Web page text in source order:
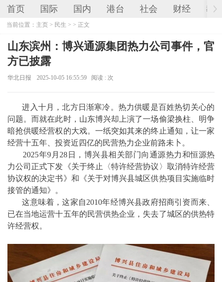
首页 国际 国内 港台 社会 财经 教
当前位置： 主页 > 民生 > > 正文
山东滨州：博兴通源集团热力公司事件，官
方已披露
华北日报 2025-10-05 16:55:59 阅读 : 次
进入十月，北方日渐寒冷。热力供暖是百姓热切关心的
问题。而就在此时，山东博兴却上演了一场偷梁换柱、明争
暗抢供暖经营权的大戏。一纸突如其来的终止通知，让一家
经营十五年、投资近四亿的民营热力企业前路未卜。
2025年9月28日，博兴县相关部门向通源热力和恒源热
力公司正式下发《关于终止〈特许经营协议〉取消特许经营
协议权的决定书》和《关于对博兴县城区供热项目实施临时
接管的通知》。
这意味着，这家自2010年经博兴县政府招商引资而来、
已在当地运营十五年的民营供热企业，失去了城区的供热特
许经营权。